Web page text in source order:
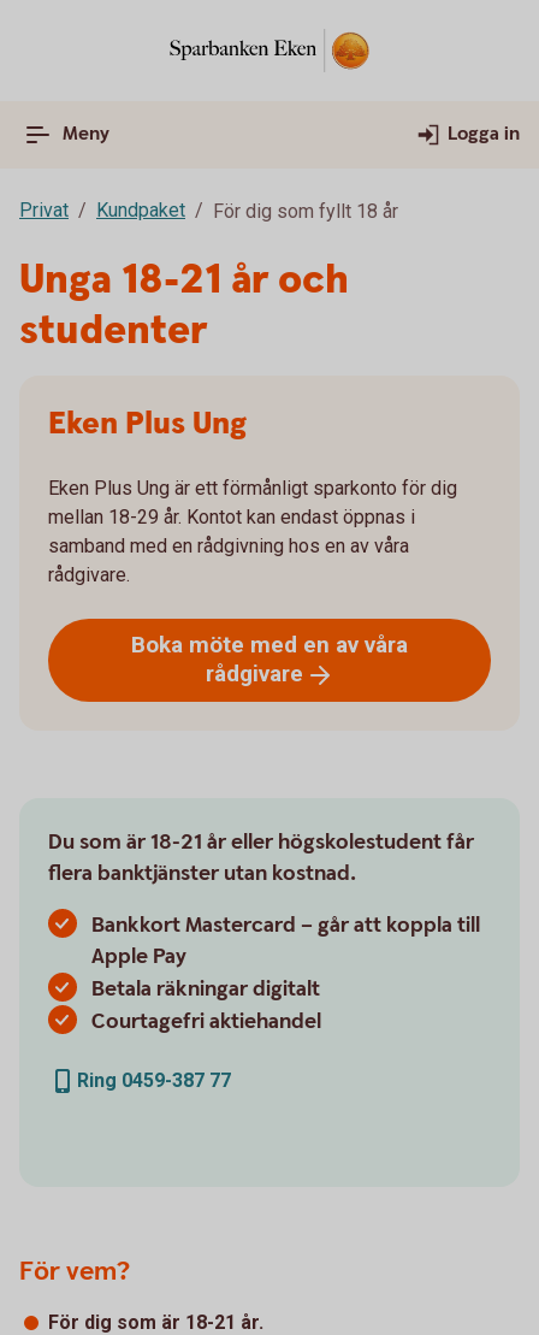
Meny Logga in
Privat Kundpaket För dig som fyllt 18 år
Unga 18-21 år och
studenter
Eken Plus Ung
Eken Plus Ung är ett förmånligt sparkonto för dig
mellan 18-29 år. Kontot kan endast öppnas i
samband med en rådgivning hos en av våra
rådgivare.
Boka möte med en av våra
rådgivare
Du som är 18-21 år eller högskolestudent får
flera banktjänster utan kostnad.
Bankkort Mastercard – går att koppla till
Apple Pay
Betala räkningar digitalt
Courtagefri aktiehandel
Ring 0459-387 77
För vem?
För dig som är 18-21 år.